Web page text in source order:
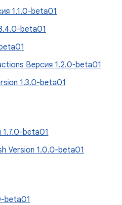
1.1.0-beta01
beta01
Версия 1.2.0-beta01
1.3.0-beta01
1.7.0-beta01
Version 1.0.0-beta01
beta01